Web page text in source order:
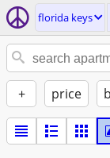
florida keys
+ price